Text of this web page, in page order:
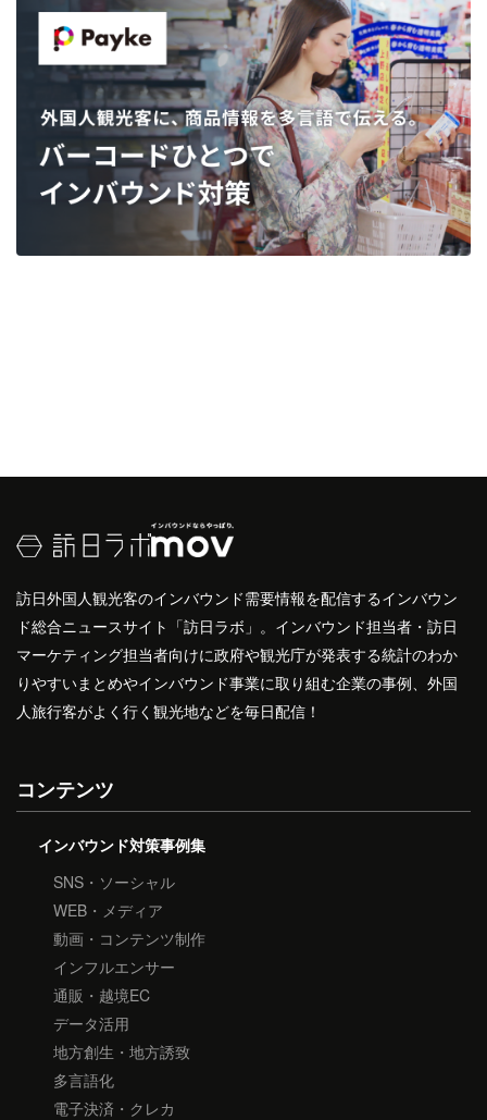
訪日外国人観光客のインバウンド需要情報を配信するインバウン
ド総合ニュースサイト「訪日ラボ」。インバウンド担当者・訪日
マーケティング担当者向けに政府や観光庁が発表する統計のわか
りやすいまとめやインバウンド事業に取り組む企業の事例、外国
人旅行客がよく行く観光地などを毎日配信！
コンテンツ
インバウンド対策事例集
SNS・ソーシャル
WEB・メディア
動画・コンテンツ制作
インフルエンサー
通販・越境EC
データ活用
地方創生・地方誘致
多言語化
電子決済・クレカ